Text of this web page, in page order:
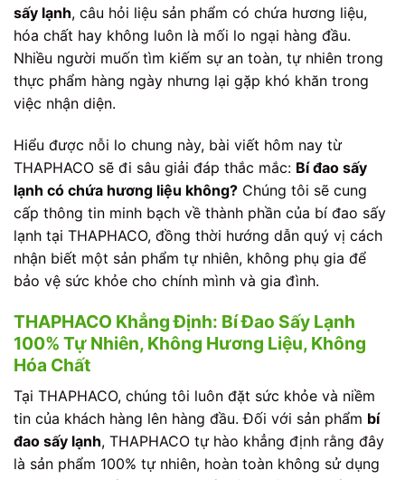
sấy lạnh, câu hỏi liệu sản phẩm có chứa hương liệu,
hóa chất hay không luôn là mối lo ngại hàng đầu.
Nhiều người muốn tìm kiếm sự an toàn, tự nhiên trong
thực phẩm hàng ngày nhưng lại gặp khó khăn trong
việc nhận diện.
Hiểu được nỗi lo chung này, bài viết hôm nay từ
THAPHACO sẽ đi sâu giải đáp thắc mắc: Bí đao sấy
lạnh có chứa hương liệu không? Chúng tôi sẽ cung
cấp thông tin minh bạch về thành phần của bí đao sấy
lạnh tại THAPHACO, đồng thời hướng dẫn quý vị cách
nhận biết một sản phẩm tự nhiên, không phụ gia để
bảo vệ sức khỏe cho chính mình và gia đình.
THAPHACO Khẳng Định: Bí Đao Sấy Lạnh
100% Tự Nhiên, Không Hương Liệu, Không
Hóa Chất
Tại THAPHACO, chúng tôi luôn đặt sức khỏe và niềm
tin của khách hàng lên hàng đầu. Đối với sản phẩm bí
đao sấy lạnh, THAPHACO tự hào khẳng định rằng đây
là sản phẩm 100% tự nhiên, hoàn toàn không sử dụng